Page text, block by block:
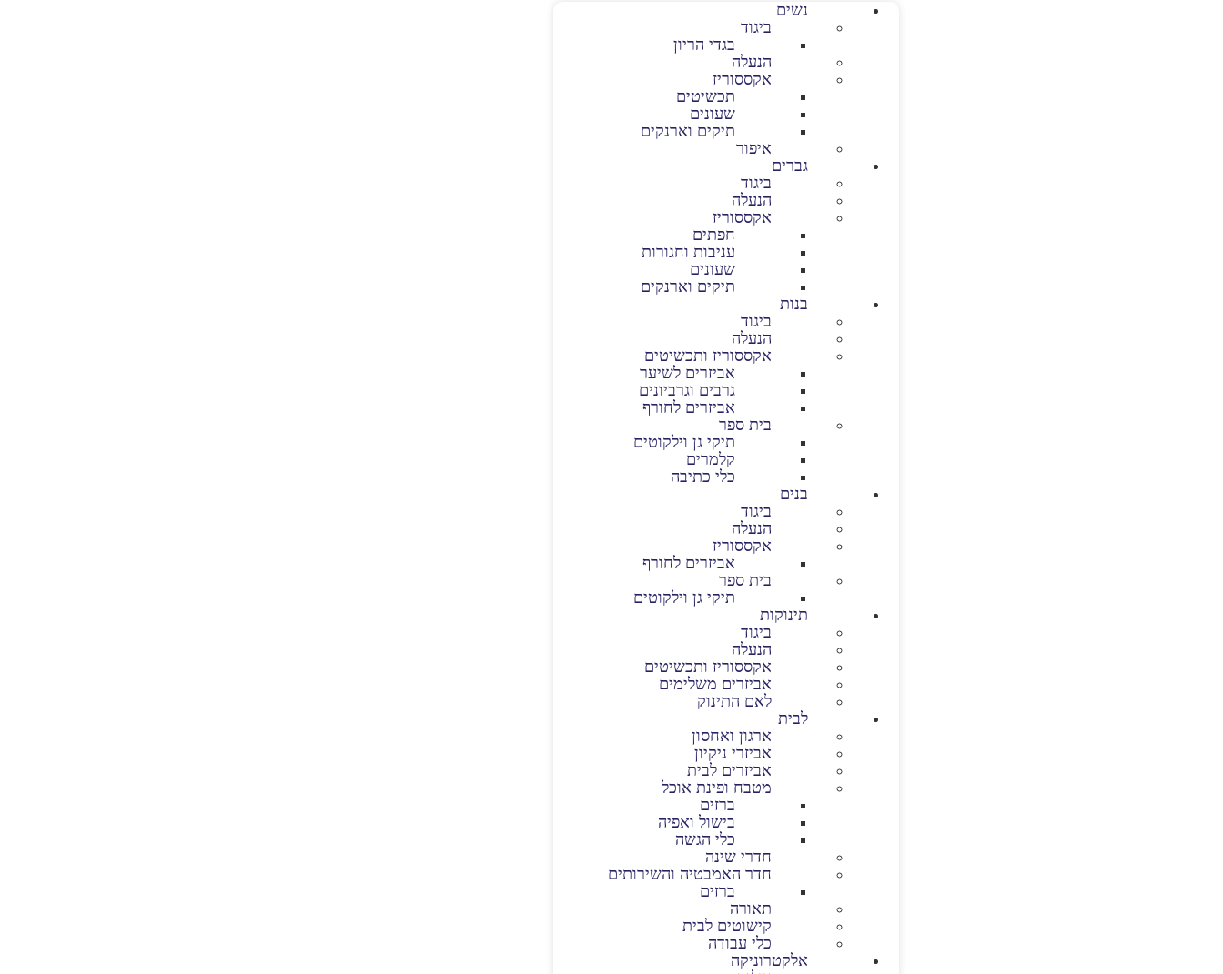
נשים
ביגוד
בגדי הריון
הנעלה
אקססוריז
תכשיטים
שעונים
תיקים וארנקים
איפור
גברים
ביגוד
הנעלה
אקססוריז
חפתים
עניבות וחגורות
שעונים
תיקים וארנקים
בנות
ביגוד
הנעלה
אקססוריז ותכשיטים
אביזרים לשיער
גרבים וגרביונים
אביזרים לחורף
בית ספר
תיקי גן וילקוטים
קלמרים
כלי כתיבה
בנים
ביגוד
הנעלה
אקססוריז
אביזרים לחורף
בית ספר
תיקי גן וילקוטים
תינוקות
ביגוד
הנעלה
אקססוריז ותכשיטים
אביזרים משלימים
לאם התינוק
לבית
ארגון ואחסון
אביזרי ניקיון
אביזרים לבית
מטבח ופינת אוכל
ברזים
בישול ואפיה
כלי הגשה
חדרי שינה
חדר האמבטיה והשירותים
ברזים
תאורה
קישוטים לבית
כלי עבודה
אלקטרוניקה